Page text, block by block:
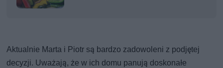
Aktualnie Marta i Piotr są bardzo zadowoleni z podjętej
decyzji. Uważają, że w ich domu panują doskonałe